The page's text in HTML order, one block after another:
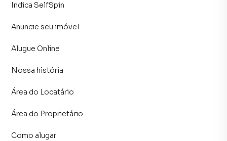
Indica SelfSpin
Anuncie seu imóvel
Alugue Online
Nossa história
Área do Locatário
Área do Proprietário
Como alugar